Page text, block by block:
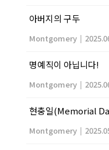
아버지의 구두
Montgomery |
명예직이 아닙니다!
Montgomery |
현충일(Memorial
Montgomery |